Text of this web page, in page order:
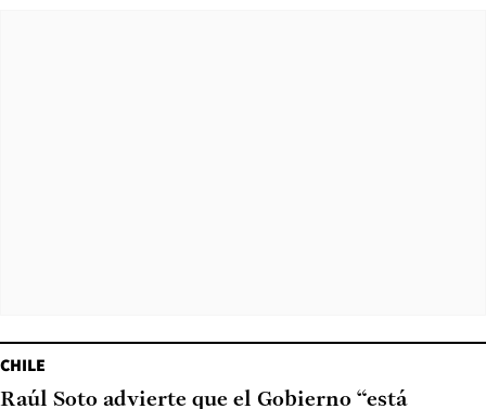
CHILE
Raúl Soto advierte que el Gobierno “está